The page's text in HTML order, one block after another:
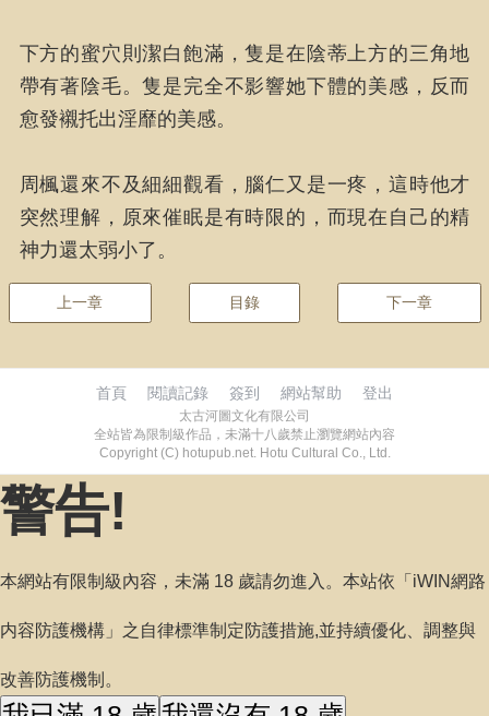
下方的蜜穴則潔白飽滿，隻是在陰蒂上方的三角地
帶有著陰毛。隻是完全不影響她下體的美感，反而
愈發襯托出淫靡的美感。
周楓還來不及細細觀看，腦仁又是一疼，這時他才
突然理解，原來催眠是有時限的，而現在自己的精
神力還太弱小了。
上一章 目錄 下一章
首頁 閱讀記錄 簽到 網站幫助 登出
太古河圖文化有限公司
全站皆為限制級作品，未滿十八歲禁止瀏覽網站內容
Copyright (C) hotupub.net. Hotu Cultural Co., Ltd.
警告!
本網站有限制級內容，未滿 18 歲請勿進入。本站依「iWIN網路
内容防護機構」之自律標準制定防護措施,並持續優化、調整與
改善防護機制。